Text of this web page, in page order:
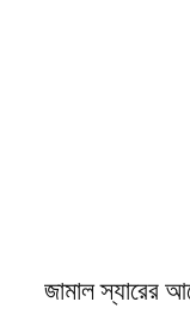
জামাল স্যারের